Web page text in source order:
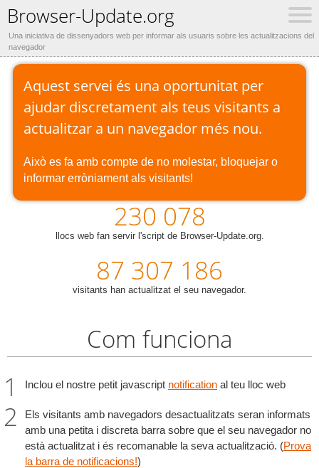
Browser-Update.org
Una iniciativa de dissenyadors web per informar als usuaris sobre les actualitzacions del
navegador
Aquest servei és una oportunitat per
ajudar discretament als teus visitants a
actualitzar a un navegador més nou.
Això es fa amb compte de no molestar, bloquejar o
informar erròniament als visitants!
230 078
llocs web fan servir l'script de Browser-Update.org.
87 307 186
visitants han actualitzat el seu navegador.
Com funciona
Inclou el nostre petit javascript notification al teu lloc web
Els visitants amb navegadors desactualitzats seran informats
amb una petita i discreta barra sobre que el seu navegador no
està actualitzat i és recomanable la seva actualització. (Prova
la barra de notificacions!)